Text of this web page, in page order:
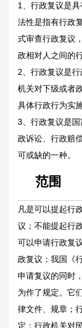
1、行政复议是
法性是指有行政
式审查行政复议
政相对人之间的
2、行政复议是
机关对下级或者
具体行政行为实
3、行政复议是
政诉讼、行政赔
可或缺的一种。
范围
凡是可以提起行
议；不能提起行
可以申请行政复
政复议；我国《
申请复议的同时
为作了规定。它
律文件、规章；
定；行政机关对